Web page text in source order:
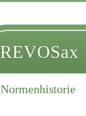
REVOSax
Normenhistorie